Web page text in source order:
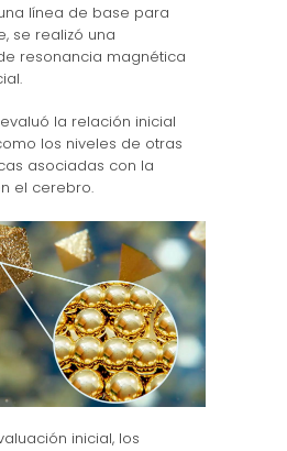
línea de base para
se realizó una
resonancia magnética
la relación inicial
los niveles de otras
asociadas con la
el cerebro.
inicial, los